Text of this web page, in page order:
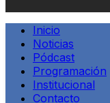
Inicio
Noticias
Pódcast
Programación
Institucional
Contacto